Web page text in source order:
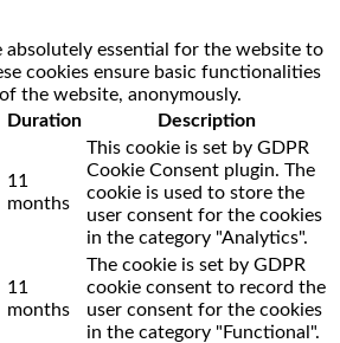
absolutely essential for the website to
cookies ensure basic functionalities
the website, anonymously.
Duration Description
11
months
This cookie is set by GDPR
Cookie Consent plugin. The
cookie is used to store the
user consent for the cookies
in the category "Analytics".
11
months
The cookie is set by GDPR
cookie consent to record the
user consent for the cookies
in the category "Functional".